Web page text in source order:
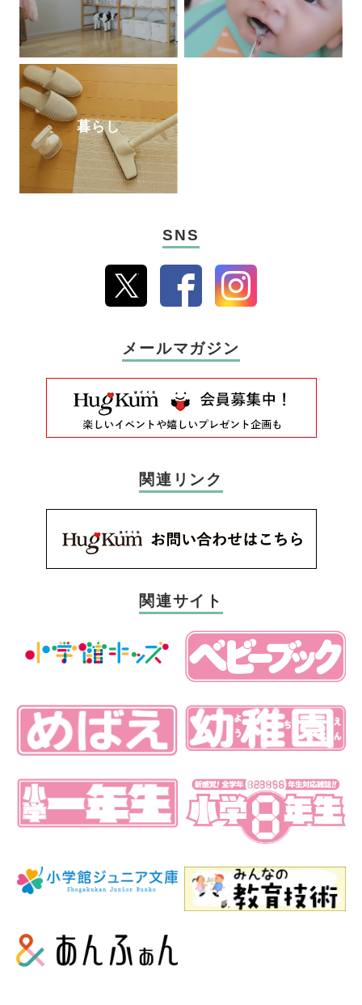
暮らし
SNS
メールマガジン
関連リンク
関連サイト